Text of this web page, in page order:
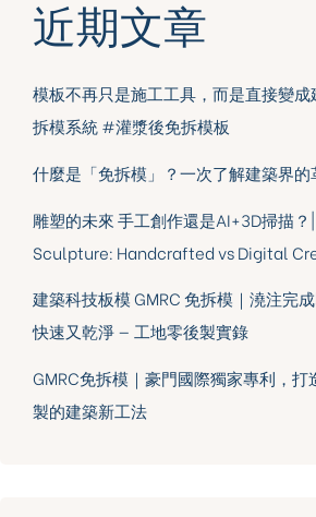
近期文章
模板不再只是施工工具，而是直接變成
拆模系統 #灌漿後免拆模板
什麼是「免拆模」？一次了解建築界的
雕塑的未來 手工創作還是AI+3D掃描
Sculpture: Handcrafted vs Digital
建築科技板模 GMRC 免拆模｜澆注完
快速又乾淨 — 工地零後製實錄
GMRC免拆模｜豪門國際獨家專利，
製的建築新工法